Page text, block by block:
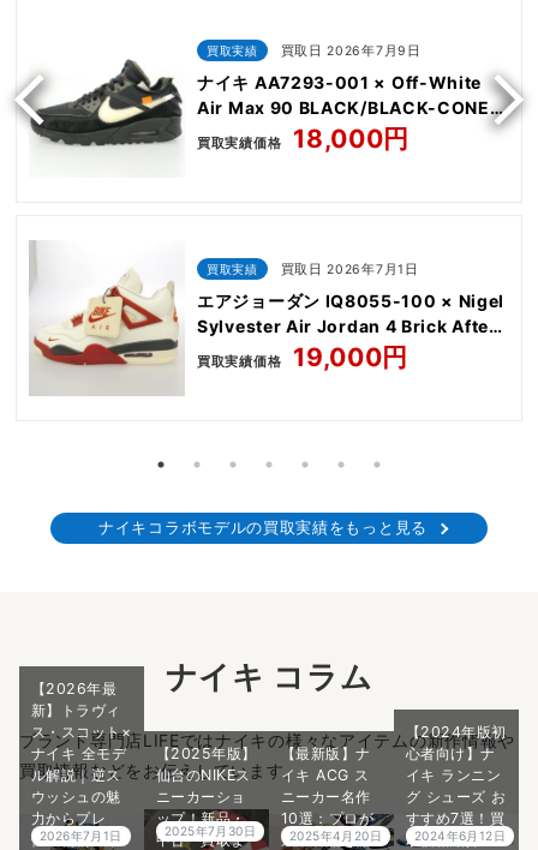
買取実績 買取日 2026年7月9日
ナイキ AA7293-001 × Off-White
Air Max 90 BLACK/BLACK-CONE-
WHITE
買取実績価格 18,000円
買取実績 買取日 2026年7月1日
エアジョーダン IQ8055-100 × Nigel
Sylvester Air Jordan 4 Brick After
Brick AJ4
買取実績価格 19,000円
ナイキコラボモデルの買取実績をもっと見る
ナイキ コラム
ブランド専門店LIFEではナイキの様々なアイテムの新作情報や
買取情報などをお伝えしています。
【2026年最
新】トラヴィ
ス・スコット×
ナイキ 全モデ
ル解説｜逆ス
ウッシュの魅
力からプレ
値・偽物対策
2026年7月1日
【2025年版】
仙台のNIKEス
ニーカーショ
ップ！新品・
中古・買取ま
2025年7月30日
【最新版】ナ
イキ ACG ス
ニーカー名作
10選：プロが
選ぶ名品を徹
2025年4月20日
【2024年版初
心者向け】ナ
イキ ランニン
グ シューズ お
すすめ7選！買
取価格紹介
2024年6月12日